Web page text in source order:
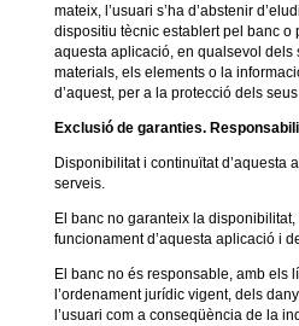
mateix, l’usuari s’ha d’abstenir
dispositiu tècnic establert pel banc o
aquesta aplicació, en qualsevol dels
materials, els elements o la
d’aquest, per a la protecció dels
Exclusió de garanties.
Disponibilitat i continuïtat d’aquesta
serveis.
El banc no garanteix la disponibilitat,
funcionament d’aquesta aplicació i
El banc no és responsable, amb els
l’ordenament jurídic vigent, dels
l’usuari com a conseqüència de la